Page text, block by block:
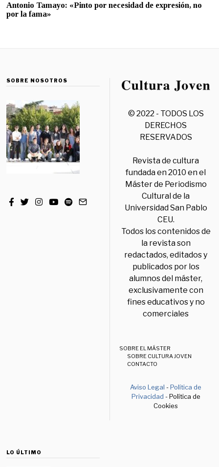
Antonio Tamayo: «Pinto por necesidad de expresión, no
por la fama»
SOBRE NOSOTROS
© 2022 - TODOS LOS
DERECHOS
RESERVADOS
Revista de cultura
fundada en 2010 en el
Máster de Periodismo
Cultural de la
Universidad San Pablo
CEU.
Todos los contenidos de
la revista son
redactados, editados y
publicados por los
alumnos del máster,
exclusivamente con
fines educativos y no
comerciales
SOBRE EL MÁSTER
SOBRE CULTURA JOVEN
CONTACTO
Aviso Legal -Política de
Privacidad - Política de
Cookies
LO ÚLTIMO